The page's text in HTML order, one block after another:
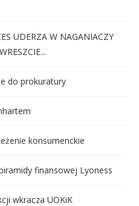
UDERZA W NAGANIACZY
do prokuratury
konsumenckie
finansowej Lyoness
wkracza UOKiK